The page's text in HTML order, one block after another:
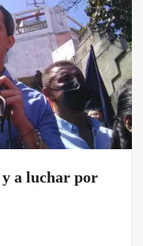
a luchar por